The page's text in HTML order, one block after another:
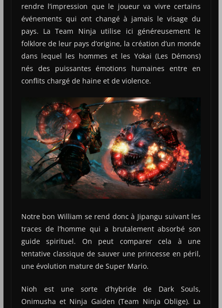
rendre l’impression que le joueur va vivre certains
événements qui ont changé à jamais le visage du
pays. La Team Ninja utilise ici généreusement le
folklore de leur pays d’origine, la création d’un monde
dans lequel les hommes et les Yokai (Les Démons)
nés des puissantes émotions humaines entre en
conflits chargé de haine et de violence.
Notre bon William se rend donc à Jipangu suivant les
traces de l’homme qui a brutalement absorbé son
guide spirituel. On peut comparer cela à une
tentative classique de sauver une princesse en péril,
une évolution mature de Super Mario.
Nioh est une sorte d’hybride de Dark Souls,
Onimusha et Ninja Gaiden (Team Ninja Oblige). La